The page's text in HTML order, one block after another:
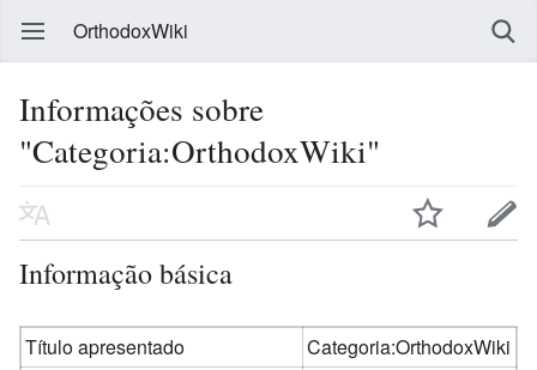
OrthodoxWiki
Informações sobre
"Categoria:OrthodoxWiki"
Informação básica
Título apresentado
Categoria:OrthodoxWiki